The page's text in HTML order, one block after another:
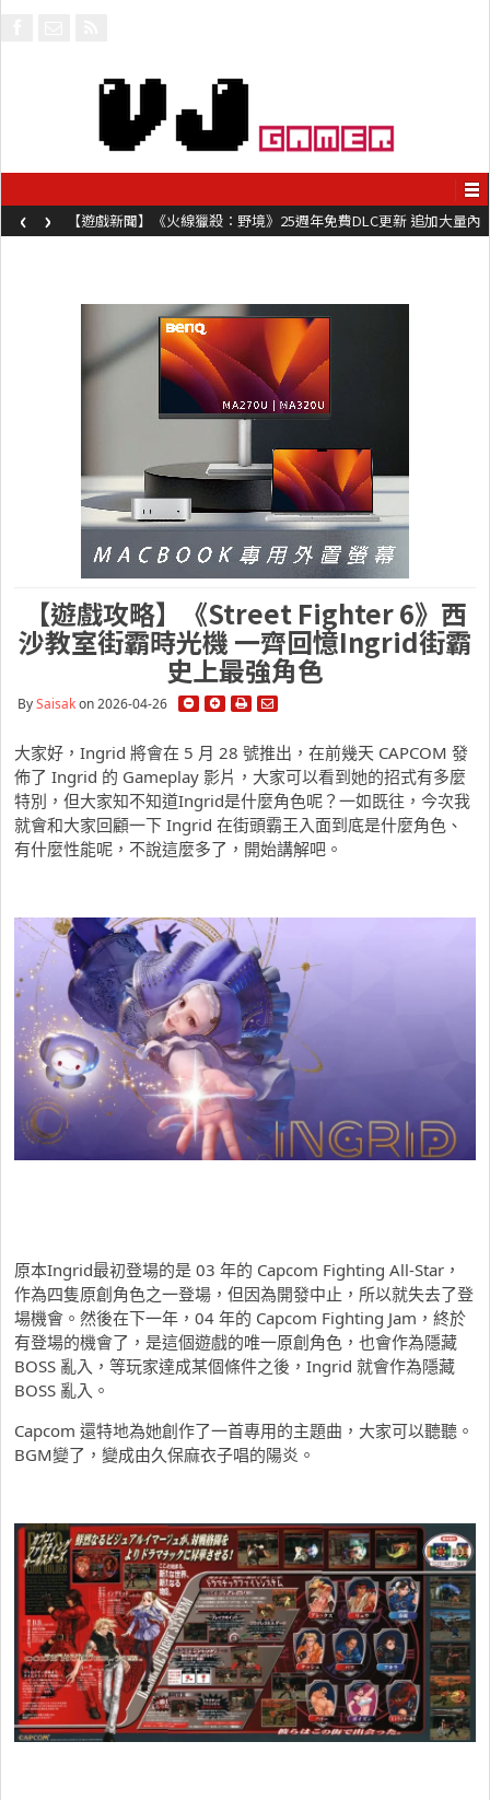
【遊戲新聞】《火線獵殺：野境》25週年免費DLC更新 追加大量內
容同時系舊作限時超平價折扣
‹ ›
【遊戲攻略】《Street Fighter 6》西
沙教室街霸時光機 一齊回憶Ingrid街霸
史上最強角色
BySaisakon 2026-04-26
大家好，Ingrid 將會在 5 月 28 號推出，在前幾天 CAPCOM 發
佈了 Ingrid 的 Gameplay 影片，大家可以看到她的招式有多麼
特別，但大家知不知道Ingrid是什麼角色呢？一如既往，今次我
就會和大家回顧一下 Ingrid 在街頭霸王入面到底是什麼角色、
有什麼性能呢，不說這麼多了，開始講解吧。
原本Ingrid最初登場的是 03 年的 Capcom Fighting All-Star，
作為四隻原創角色之一登場，但因為開發中止，所以就失去了登
場機會。然後在下一年，04 年的 Capcom Fighting Jam，終於
有登場的機會了，是這個遊戲的唯一原創角色，也會作為隱藏
BOSS 亂入，等玩家達成某個條件之後，Ingrid 就會作為隱藏
BOSS 亂入。
Capcom 還特地為她創作了一首專用的主題曲，大家可以聽聽。
BGM變了，變成由久保麻衣子唱的陽炎。